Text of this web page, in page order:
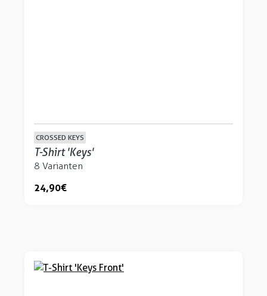
CROSSED KEYS
T-Shirt 'Keys'
8 Varianten
24,90 €